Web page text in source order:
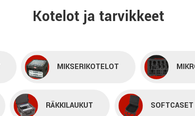
Kotelot ja tarvikkeet
MIKSERIKOTELOT
RÄKKILAUKUT SOFTCASET